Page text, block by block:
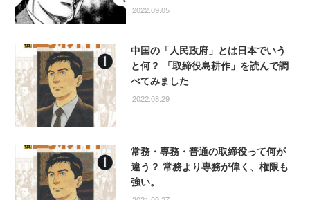
2022.09.05
中国の「人民政府」とは日本でいう
と何？ 「取締役島耕作」を読んで調
べてみました
2022.08.29
常務・専務・普通の取締役って何が
違う？ 常務より専務が偉く、権限も
強い。